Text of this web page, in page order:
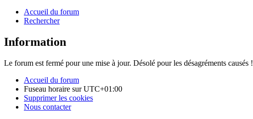
Accueil du forum
Rechercher
Information
Le forum est fermé pour une mise à jour. Désolé pour les désagréments causés !
Accueil du forum
Fuseau horaire surUTC+01:00
Supprimer les cookies
Nous contacter